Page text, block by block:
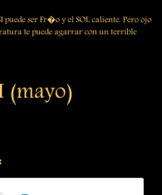
puede ser Fr�o y el SOL caliente. Pero ojo
te puede agarrar con un terrible
(mayo)